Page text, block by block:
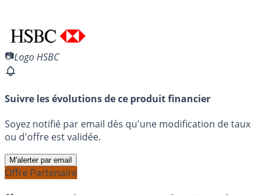
Logo HSBC
Suivre les évolutions de ce produit financier
Soyez notifié par email dès qu'une modification de taux
ou d'offre est validée.
M'alerter par email
Offre Partenaire